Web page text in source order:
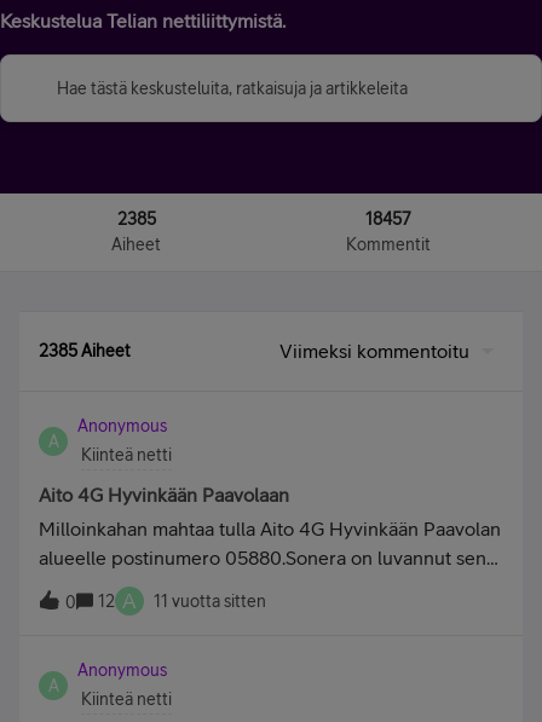
Keskustelua Telian nettiliittymistä.
2385
Aiheet
18457
Kommentit
2385 Aiheet Viimeksi kommentoitu
A
Anonymous
Kiinteä netti
Aito 4G Hyvinkään Paavolaan
Milloinkahan mahtaa tulla Aito 4G Hyvinkään Paavolan
alueelle postinumero 05880.Sonera on luvannut sen
elokuun aikana 2014,mutta ei vieläkään toimi.Alkaa
mennä kohta hermot.Vastaanottonopeus on aika hyvä
onneton.Huomasin sen äsken kun lähetin sähköpostin
liitteenä pari kuvaa, niin sitä sai odottaa huomattavan
0 12 A 11 vuotta sitten
A
Anonymous
Kiinteä netti